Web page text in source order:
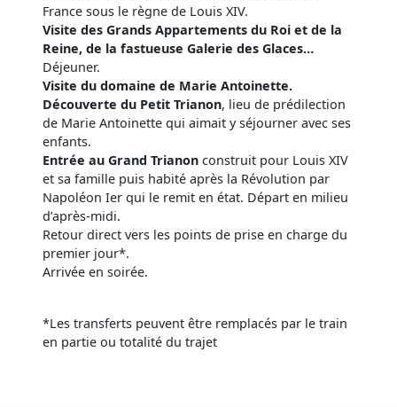
France sous le règne de Louis XIV.
Visite des Grands Appartements du Roi et de la
Reine, de la fastueuse Galerie des Glaces…
Déjeuner.
Visite du domaine de Marie Antoinette.
Découverte du Petit Trianon, lieu de prédilection
de Marie Antoinette qui aimait y séjourner avec ses
enfants.
Entrée au Grand Trianon construit pour Louis XIV
et sa famille puis habité après la Révolution par
Napoléon Ier qui le remit en état. Départ en milieu
d’après-midi.
Retour direct vers les points de prise en charge du
premier jour*.
Arrivée en soirée.
*Les transferts peuvent être remplacés par le train
en partie ou totalité du trajet